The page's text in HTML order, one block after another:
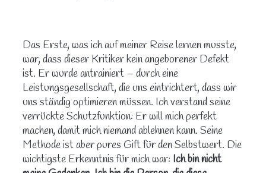
Das Erste, was ich auf meiner Reise lernen musste,
war, dass dieser Kritiker kein angeborener Defekt
ist. Er wurde antrainiert – durch eine
Leistungsgesellschaft, die uns eintrichtert, dass wir
uns ständig optimieren müssen. Ich verstand seine
verrückte Schutzfunktion: Er will mich perfekt
machen, damit mich niemand ablehnen kann. Seine
Methode ist aber pures Gift für den Selbstwert. Die
wichtigste Erkenntnis für mich war: Ich bin nicht